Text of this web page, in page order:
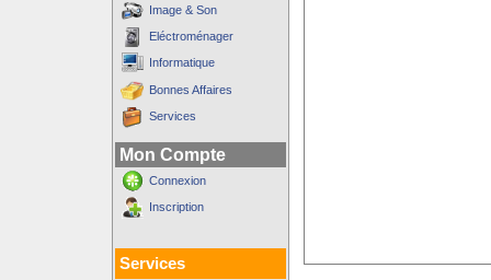
Image & Son
Eléctroménager
Informatique
Bonnes Affaires
Services
Mon Compte
Connexion
Inscription
Services